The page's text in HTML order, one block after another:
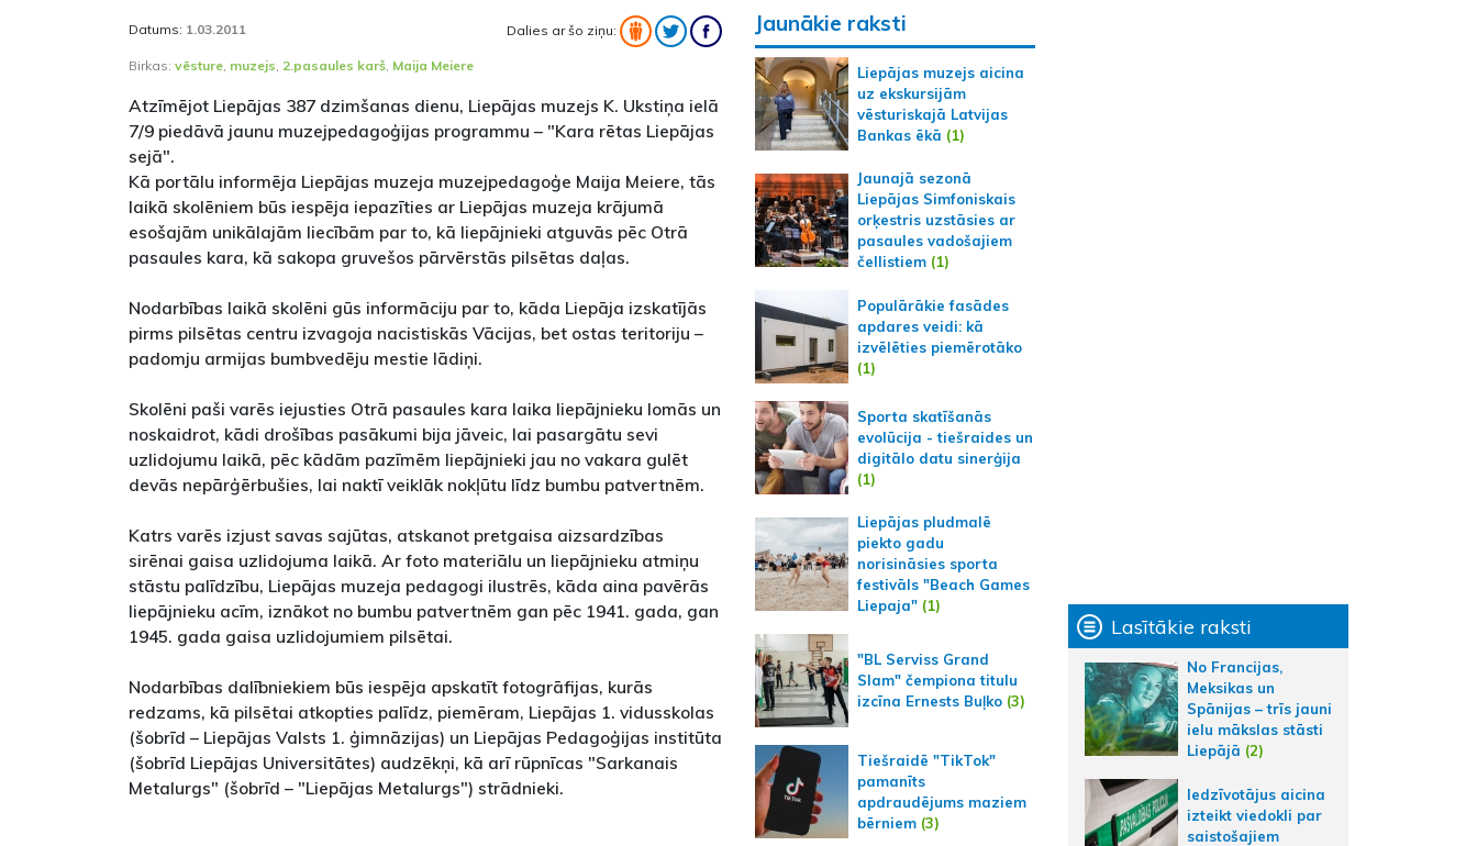
Datums: 1.03.2011 Dalies ar šo ziņu:
Birkas: vēsture, muzejs, 2.pasaules karš, Maija Meiere
Atzīmējot Liepājas 387 dzimšanas dienu, Liepājas muzejs K. Ukstiņa ielā
7/9 piedāvā jaunu muzejpedagoģijas programmu – "Kara rētas Liepājas
sejā".
Kā portālu informēja Liepājas muzeja muzejpedagoģe Maija Meiere, tās
laikā skolēniem būs iespēja iepazīties ar Liepājas muzeja krājumā
esošajām unikālajām liecībām par to, kā liepājnieki atguvās pēc Otrā
pasaules kara, kā sakopa gruvešos pārvērstās pilsētas daļas.
Nodarbības laikā skolēni gūs informāciju par to, kāda Liepāja izskatījās
pirms pilsētas centru izvagoja nacistiskās Vācijas, bet ostas teritoriju –
padomju armijas bumbvedēju mestie lādiņi.
Skolēni paši varēs iejusties Otrā pasaules kara laika liepājnieku lomās un
noskaidrot, kādi drošības pasākumi bija jāveic, lai pasargātu sevi
uzlidojumu laikā, pēc kādām pazīmēm liepājnieki jau no vakara gulēt
devās nepārģērbušies, lai naktī veiklāk nokļūtu līdz bumbu patvertnēm.
Katrs varēs izjust savas sajūtas, atskanot pretgaisa aizsardzības
sirēnai gaisa uzlidojuma laikā. Ar foto materiālu un liepājnieku atmiņu
stāstu palīdzību, Liepājas muzeja pedagogi ilustrēs, kāda aina pavērās
liepājnieku acīm, iznākot no bumbu patvertnēm gan pēc 1941. gada, gan
1945. gada gaisa uzlidojumiem pilsētai.
Nodarbības dalībniekiem būs iespēja apskatīt fotogrāfijas, kurās
redzams, kā pilsētai atkopties palīdz, piemēram, Liepājas 1. vidusskolas
(šobrīd – Liepājas Valsts 1. ģimnāzijas) un Liepājas Pedagoģijas institūta
(šobrīd Liepājas Universitātes) audzēkņi, kā arī rūpnīcas "Sarkanais
Metalurgs" (šobrīd – "Liepājas Metalurgs") strādnieki.
Jaunākie raksti
Liepājas muzejs aicina
uz ekskursijām
vēsturiskajā Latvijas
Bankas ēkā (1)
Jaunajā sezonā
Liepājas Simfoniskais
orķestris uzstāsies ar
pasaules vadošajiem
čellistiem(1)
Populārākie fasādes
apdares veidi: kā
izvēlēties piemērotāko
(1)
Sporta skatīšanās
evolūcija - tiešraides un
digitālo datu sinerģija
(1)
Liepājas pludmalē
piekto gadu
norisināsies sporta
festivāls "Beach Games
Liepaja"(1)
"BL Serviss Grand
Slam" čempiona titulu
izcīna Ernests Buļko(3)
Tiešraidē "TikTok"
pamanīts
apdraudējums maziem
bērniem(3)
Lasītākie raksti
No Francijas,
Meksikas un
Spānijas – trīs jauni
ielu mākslas stāsti
Liepājā (2)
Iedzīvotājus aicina
izteikt viedokli par
saistošajiem